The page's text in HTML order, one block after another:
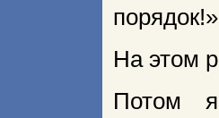
порядок!»
На этом
Потом